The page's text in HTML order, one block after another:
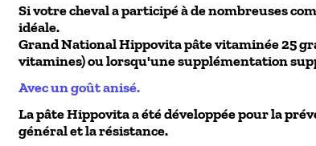
Si votre cheval a participé à de nombreuses
idéale.
Grand National Hippovita pâte vitaminée 25
vitamines) ou lorsqu'une supplémentation
Avec un goût anisé.
La pâte Hippovita a été développée pour la
général et la résistance.